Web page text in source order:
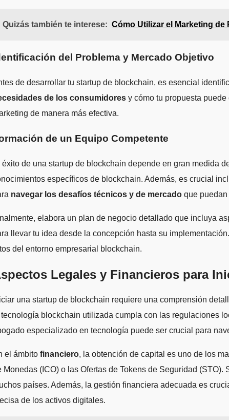
Quizás también te interese: Cómo Utilizar el Marketing
del Problema y Mercado Objetivo
de desarrollar tu startup de blockchain, es esencial
de los consumidores y cómo tu propuesta
de manera más efectiva.
de un Equipo Competente
éxito de una startup de blockchain depende en gran medida
específicos de blockchain. Además, es crucial
navegar los desafíos técnicos y de mercado que puedan
elabora un plan de negocio detallado que incluya
llevar tu idea desde la concepción hasta su
del entorno empresarial blockchain.
Legales y Financieros para
una startup de blockchain requiere una comprensión
blockchain utilizada cumpla con las regulaciones
especializado en tecnología puede ser crucial para
el ámbito financiero, la obtención de capital es uno de los
Monedas (ICO) o las Ofertas de Tokens de Seguridad
países. Además, la gestión financiera adecuada es
de los activos digitales.